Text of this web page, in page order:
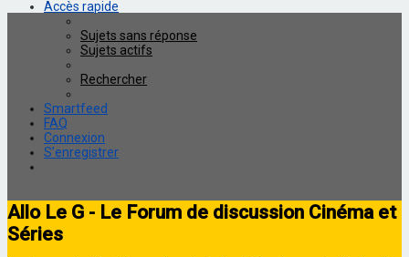
Accès rapide
Sujets sans réponse
Sujets actifs
Rechercher
Smartfeed
FAQ
Connexion
S’enregistrer
Allo Le G - Le Forum de discussion Cinéma et
Séries